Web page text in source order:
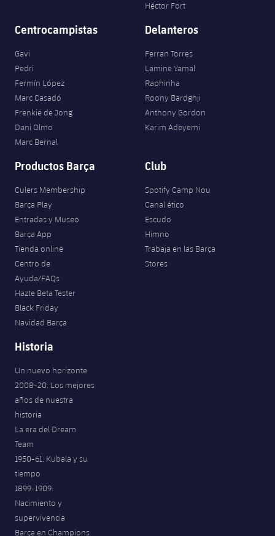
Héctor Fort
Centrocampistas
Gavi
Pedri
Fermín López
Marc Casadó
Frenkie de Jong
Dani Olmo
Marc Bernal
Delanteros
Ferran Torres
Lamine Yamal
Raphinha
Roony Bardghji
Anthony Gordon
Karim Adeyemi
Productos Barça
Culers Membership
Barça Play
Entradas y Museo
Barça App
Tienda online
Centro de
Ayuda/FAQs
Hazte Beta Tester
Black Friday
Navidad Barça
Club
Spotify Camp Nou
Canal ético
Escudo
Himno
Trabaja en las Barça
Stores
Historia
Un nuevo horizonte
2008-20. Los mejores
años de nuestra
historia
La era del Dream
Team
1950-61. Kubala y su
tiempo
1899-1909.
Nacimiento y
supervivencia
Barça en Champions